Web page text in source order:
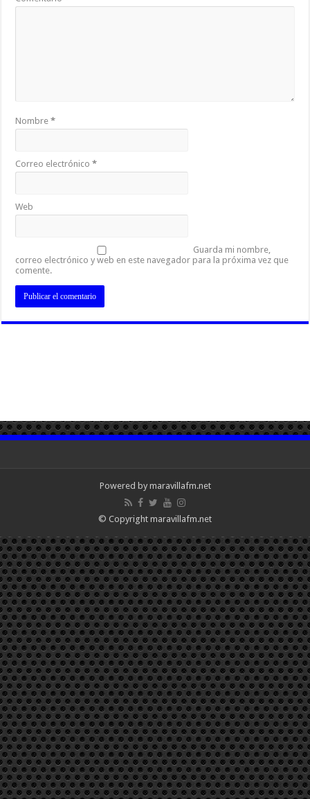
Nombre*
Correo electrónico*
Web
Guarda mi nombre,
correo electrónico y web en este navegador para la próxima vez que
comente.
Powered by maravillafm.net
© Copyright maravillafm.net